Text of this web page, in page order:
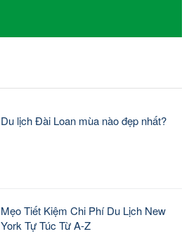
Du lịch Đài Loan mùa nào đẹp nhất?
Mẹo Tiết Kiệm Chi Phí Du Lịch New
York Tự Túc Từ A-Z